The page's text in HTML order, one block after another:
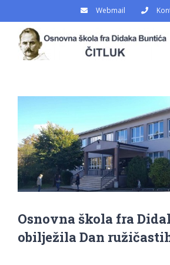
content
Webmail
Larger
Image
Osnovna škola fra
obilježila Dan